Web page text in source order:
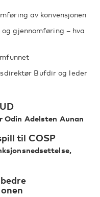
av konvensjonen
gjennomføring – hva
Bufdir og leder
Adelsten Aunan
til COSP